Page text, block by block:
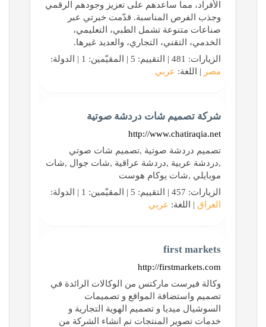
الأفراد، مما ساعدهم على تعزيز وجودهم الرقمي
وجذب الفرص المناسبة. قدّمت خبرتي عبر
صناعات متنوعة تشمل الطبي، التعليمي،
الخدمي، التقني، التجاري، والعديد غيرها.
الزيارات: 481 | التقييم: 5 | المقيّمين: 1 | الدولة:
مصر | اللغة: عربي
شركة تصميم شات دردشة صوتية
http://www.chatiraqia.net
تصميم دردشة صوتية ,تصميم شات صوتي
,دردشة عربية ,دردشة عراقية ,شات جوال ,شات
موبايلي ,شات يوكام هوست
الزيارات: 457 | التقييم: 5 | المقيّمين: 1 | الدولة:
العراق | اللغة: عربي
first markets
http://firstmarkets.com
وكالة فيرست ماركتس من الوكالات الرائدة في
تصميم واستضافة المواقع و تصميمات
السوشيال ميديا و تصميم الهوية التجارية و
خدمات تصوير المنتجات تم انشاء الشركة من